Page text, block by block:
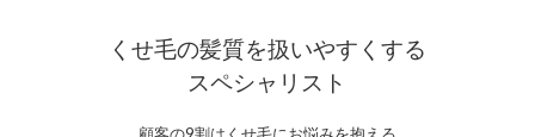
くせ毛の髪質を扱いやすくする
スペシャリスト